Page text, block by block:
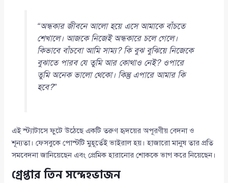
“অন্ধকার জীবনে আলো হয়ে এসে আমাকে বাঁচতে
শেখালে। আজকে নিজেই অন্ধকারে চলে গেলে।
কিভাবে বাঁচবো আমি সাম্য? কি বুঝ বুঝিয়ে নিজেকে
বুঝাতে পারব যে তুমি আর কোথাও নেই? ওপারে
তুমি অনেক ভালো থেকো। কিন্তু এপারে আমার কি
হবে?”
এই স্ট্যাটাসে ফুটে উঠেছে একটি তরুণ হৃদয়ের অপূরণীয় বেদনা ও
শূন্যতা। ফেসবুকে পোস্টটি মুহূর্তেই ভাইরাল হয়। হাজারো মানুষ তার প্রতি
সমবেদনা জানিয়েছেন এবং প্রেমিক হারানোর শোককে ভাগ করে নিয়েছেন।
গ্রেপ্তার তিন সন্দেহভাজন